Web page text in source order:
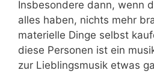
Insbesondere dann, wenn
alles haben, nichts mehr
materielle Dinge selbst
diese Personen ist ein
zur Lieblingsmusik etwas